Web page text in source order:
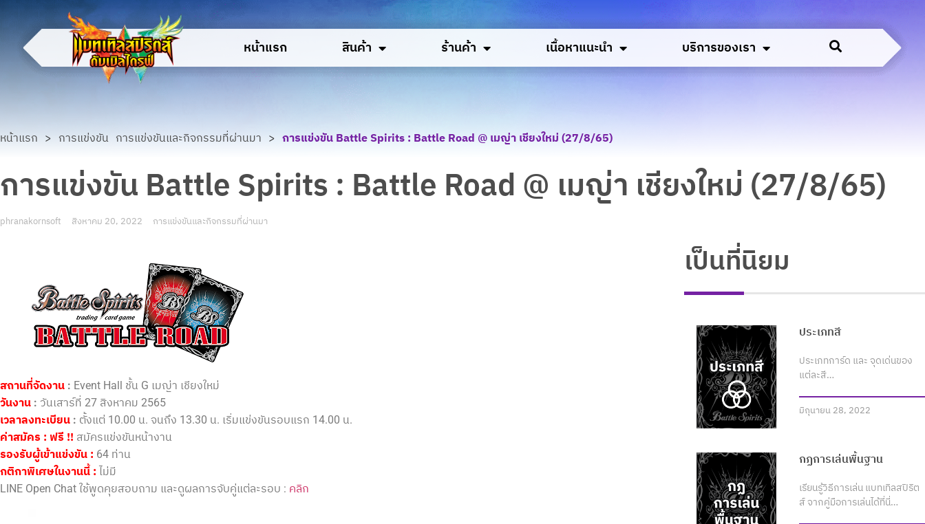
หน้าแรก สินค้า ร้านค้า เนื้อหาแนะนำ บริการของเรา
หน้าแรก > การแข่งขัน การแข่งขันและกิจกรรมที่ผ่านมา > การแข่งขัน Battle Spirits : Battle Road @ เมญ่า เชียงใหม่ (27/8/65)
การแข่งขัน Battle Spirits : Battle Road @ เมญ่า เชียงใหม่ (27/8/65)
phranakornsoft สิงหาคม 20, 2022 การแข่งขันและกิจกรรมที่ผ่านมา
สถานที่จัดงาน : Event Hall ชั้น G เมญ่า เชียงใหม่
วันงาน : วันเสาร์ที่ 27 สิงหาคม 2565
เวลาลงทะเบียน : ตั้งแต่ 10.00 น. จนถึง 13.30 น. เริ่มแข่งขันรอบแรก 14.00 น.
ค่าสมัคร : ฟรี !! สมัครแข่งขันหน้างาน
รองรับผู้เข้าแข่งขัน: 64 ท่าน
กติกาพิเศษในงานนี้ : ไม่มี
LINE Open Chat ใช้พูดคุยสอบถาม และดูผลการจับคู่แต่ละรอบ : คลิก
เป็นที่นิยม
ประเภทสี
ประเภทการ์ด และ จุดเด่นของ
แต่ละสี…
มิถุนายน 28, 2022
กฏการเล่นพื้นฐาน
เรียนรู้วิธีการเล่น แบทเทิลสปิริต
ส์ จากคู่มือการเล่นได้ที่นี่…